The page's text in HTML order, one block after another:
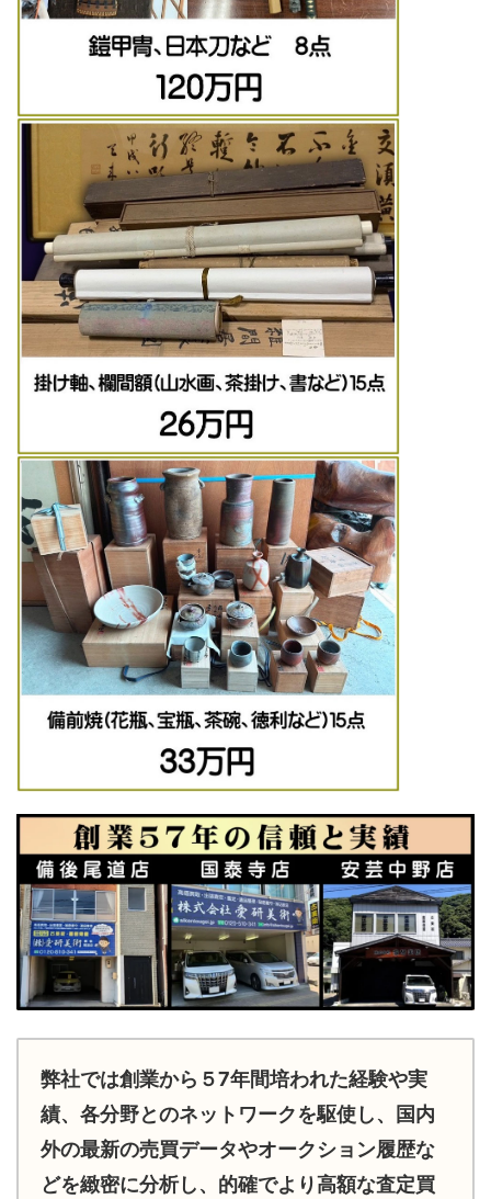
弊社では創業から５7年間培われた経験や実
績、各分野とのネットワークを駆使し、国内
外の最新の売買データやオークション履歴な
どを緻密に分析し、的確でより高額な査定買